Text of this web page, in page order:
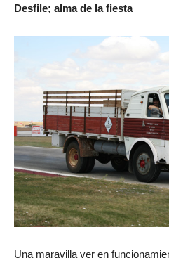
Desfile; alma de la fiesta
Una maravilla ver en